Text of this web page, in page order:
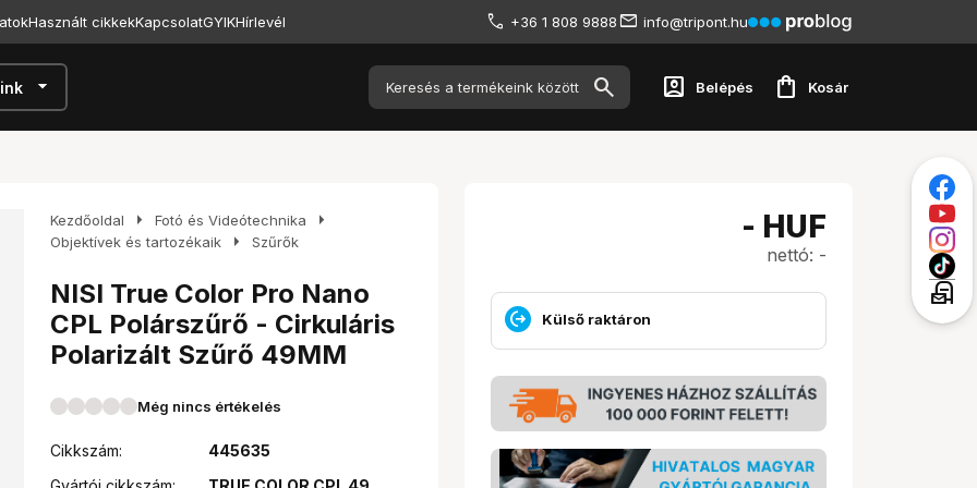
Használt cikkekKapcsolatGYIKHírlevél +36 1 808 9888 info@tripont.hu
arrow_drop_down account_box Belépés shopping_bag Kosár
Kezdőoldal arrow_right Fotó és Videótechnika arrow_right
Objektívek és tartozékaik arrow_right Szűrők
NISI True Color Pro Nano
CPL Polárszűrő - Cirkuláris
Polarizált Szűrő 49MM
Még nincs értékelés
Cikkszám:
445635
- HUF
nettó: -
Külső raktáron
local_post_office